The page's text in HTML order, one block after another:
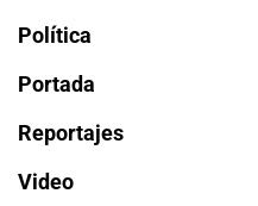
Política
Portada
Reportajes
Video